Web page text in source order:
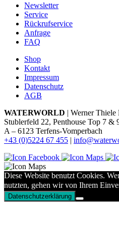
Newsletter
Service
Rückrufservice
Anfrage
FAQ
Shop
Kontakt
Impressum
Datenschutz
AGB
WATERWORLD | Werner Thiele
Stublerfeld 22, Penthouse Top 7 &
A – 6123 Terfens-Vomperbach
+43 (0)5224 67 455 |
Diese Website benutzt Cookies.
nutzten, gehen wir von Ihrem
Datenschutzerklärung